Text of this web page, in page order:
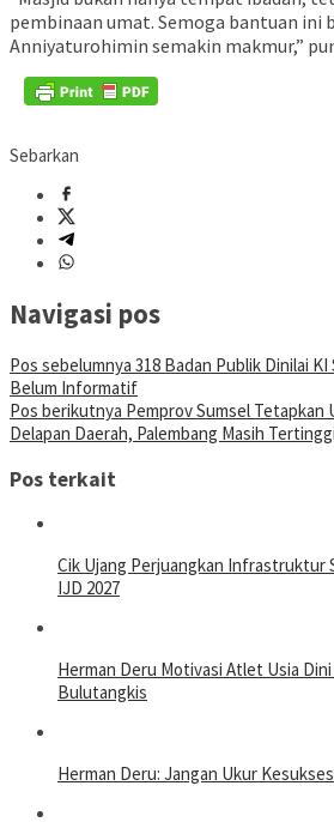
pembinaan umat. Semoga bantuan ini
Anniyaturohimin semakin makmur,”
Sebarkan
Navigasi pos
Pos sebelumnya 318 Badan Publik Dinilai
Belum Informatif
Pos berikutnya Pemprov Sumsel Tetapkan
Delapan Daerah, Palembang Masih Tertinggi
Pos terkait
Cik Ujang Perjuangkan Infrastruktur
IJD 2027
Herman Deru Motivasi Atlet Usia
Bulutangkis
Herman Deru: Jangan Ukur